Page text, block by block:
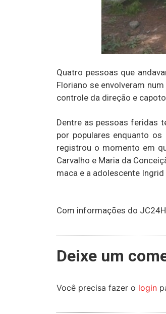
Quatro pessoas que
Floriano se envolveram
controle da direção e
Dentre as pessoas feridas
por populares enquanto
registrou o momento em
Carvalho e Maria da
maca e a adolescente
Com informações do
Deixe um
Você precisa fazer o login